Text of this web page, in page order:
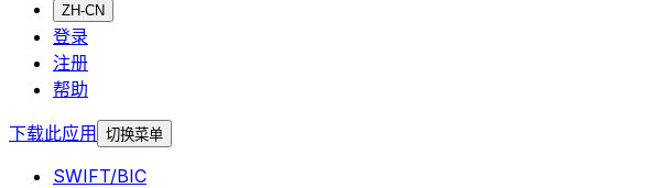
ZH-CN
登录
注册
帮助
下载此应用 切换菜单
SWIFT/BIC